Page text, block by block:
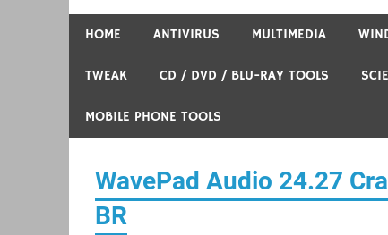
HOME ANTIVIRUS MULTIMEDIA
TWEAK CD / DVD / BLU-RAY TOOLS
MOBILE PHONE TOOLS
WavePad Audio 24.27
BR